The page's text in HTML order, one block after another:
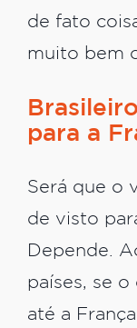
de fato
muito bem
para a
Será que o
de visto
Depende.
países, se
até a